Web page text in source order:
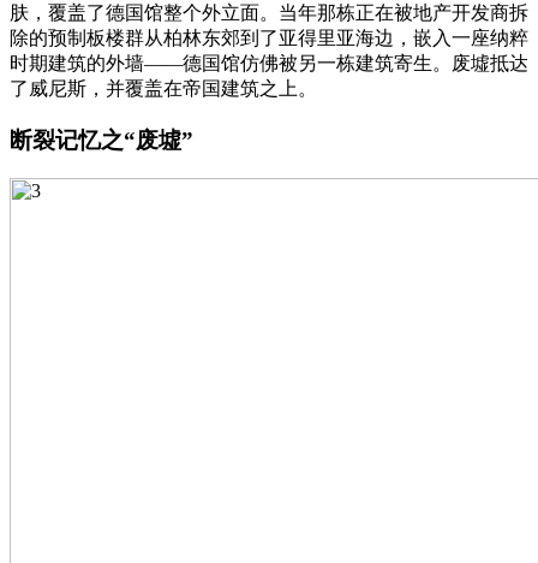
肤，覆盖了德国馆整个外立面。当年那栋正在被地产开发商拆
除的预制板楼群从柏林东郊到了亚得里亚海边，嵌入一座纳粹
时期建筑的外墙——德国馆仿佛被另一栋建筑寄生。废墟抵达
了威尼斯，并覆盖在帝国建筑之上。
断裂记忆之“废墟”